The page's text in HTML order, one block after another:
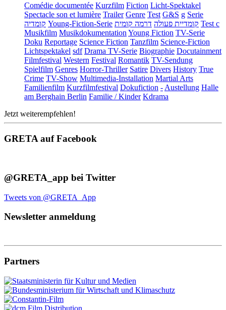
Comédie documentée Kurzfilm Fiction Licht-Spektakel
Spectacle son et lumière Trailer Genre Test G&S g Serie
קומדיה Young-Fiction-Serie קומדיית פעולה דרמה קומית
Test c
Musikfilm Musikdokumentation Young Fiction TV-Serie
Doku Reportage Science Fiction Tanzfilm Science-Fiction
Lichtspektakel sdf Drama TV-Serie Biographie Docutainment
Filmfestival Western Festival Romantik TV-Sendung
Spielfilm Genres Horror-Thriller Satire Divers History True
Crime TV-Show Multimedia-Installation Martial Arts
Familienfilm Kurzfilmfestival Dokufiction - Austellung Halle
am Berghain Berlin Familie / Kinder Kdrama
Jetzt weiterempfehlen!
GRETA auf Facebook
@GRETA_app bei Twitter
Tweets von @GRETA_App
Newsletter anmeldung
Partners